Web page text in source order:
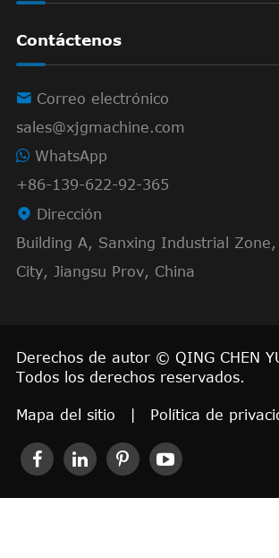
Contáctenos
 Correo electrónico
sales@xjgmachine.com
WhatsApp
+86-139-622-92-365
 Dirección
Building A, Sanxing Industrial
City, Jiangsu Prov, China
Derechos de autor © QING CHEN
Todos los derechos reservados.
Mapa del sitio Política de